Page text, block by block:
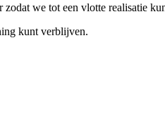
we tot een vlotte realisatie
kunt verblijven.